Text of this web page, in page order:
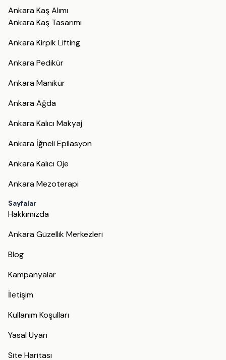
Ankara Kaş Alımı
Ankara Kaş Tasarımı
Ankara Kirpik Lifting
Ankara Pedikür
Ankara Manikür
Ankara Ağda
Ankara Kalıcı Makyaj
Ankara İğneli Epilasyon
Ankara Kalıcı Oje
Ankara Mezoterapi
Sayfalar
Hakkımızda
Ankara Güzellik Merkezleri
Blog
Kampanyalar
İletişim
Kullanım Koşulları
Yasal Uyarı
Site Haritası